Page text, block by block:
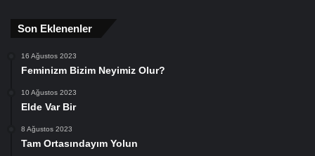
Son Eklenenler
16 Ağustos 2023
Feminizm Bizim Neyimiz Olur?
10 Ağustos 2023
Elde Var Bir
8 Ağustos 2023
Tam Ortasındayım Yolun